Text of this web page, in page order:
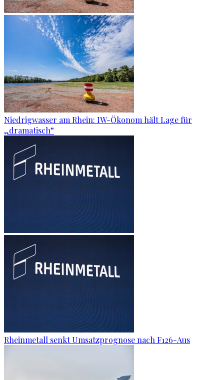
Niedrigwasser am Rhein: IW-Ökonom hält Lage für
„dramatisch“
Rheinmetall senkt Umsatzprognose nach F126-Aus